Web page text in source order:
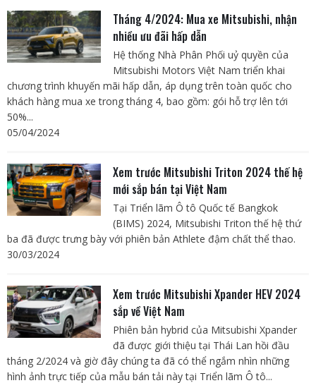
Tháng 4/2024: Mua xe Mitsubishi, nhận
nhiều ưu đãi hấp dẫn
Hệ thống Nhà Phân Phối uỷ quyền của
Mitsubishi Motors Việt Nam triển khai
chương trình khuyến mãi hấp dẫn, áp dụng trên toàn quốc cho
khách hàng mua xe trong tháng 4, bao gồm: gói hỗ trợ lên tới
50%...
05/04/2024
Xem trước Mitsubishi Triton 2024 thế hệ
mới sắp bán tại Việt Nam
Tại Triển lãm Ô tô Quốc tế Bangkok
(BIMS) 2024, Mitsubishi Triton thế hệ thứ
ba đã được trưng bày với phiên bản Athlete đậm chất thể thao.
30/03/2024
Xem trước Mitsubishi Xpander HEV 2024
sắp về Việt Nam
Phiên bản hybrid của Mitsubishi Xpander
đã được giới thiệu tại Thái Lan hồi đầu
tháng 2/2024 và giờ đây chúng ta đã có thể ngắm nhìn những
hình ảnh trực tiếp của mẫu bán tải này tại Triển lãm Ô tô...